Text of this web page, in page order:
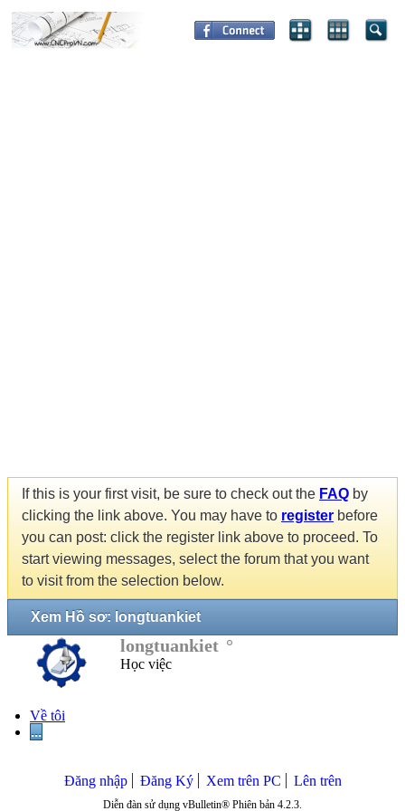
If this is your first visit, be sure to check out the FAQ by
clicking the link above. You may have to register before
you can post: click the register link above to proceed. To
start viewing messages, select the forum that you want
to visit from the selection below.
Xem Hồ sơ: longtuankiet
longtuankiet
Học việc
Về tôi
...
Đăng nhập Đăng Ký Xem trên PC Lên trên
Diễn đàn sử dụng vBulletin® Phiên bản 4.2.3.